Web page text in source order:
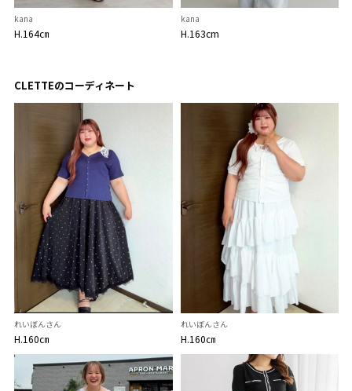
kana
H.164㎝
kana
H.163cm
CLETTEのコーディネート
れいぼんさん
H.160㎝
れいぼんさん
H.160㎝